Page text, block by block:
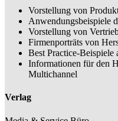
Vorstellung von
Anwendungsbeispiele
Vorstellung von
Firmenporträts von
Best Practice-Beispiele
Informationen für den
Multichannel
Verlag